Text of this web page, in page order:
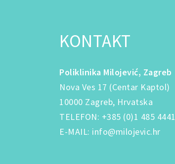
KONTAKT
Poliklinika Milojević, Zagreb
Nova Ves 17 (Centar Kaptol)
10000 Zagreb, Hrvatska
TELEFON: +385 (0)1 485 4441
E-MAIL: info@milojevic.hr